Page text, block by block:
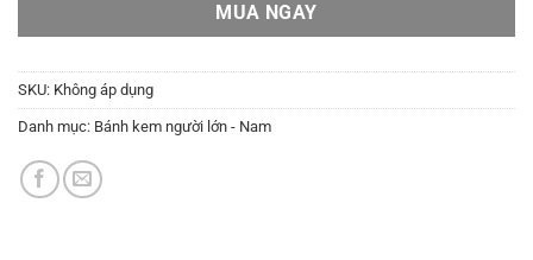
MUA NGAY
SKU: Không áp dụng
Danh mục: Bánh kem người lớn - Nam